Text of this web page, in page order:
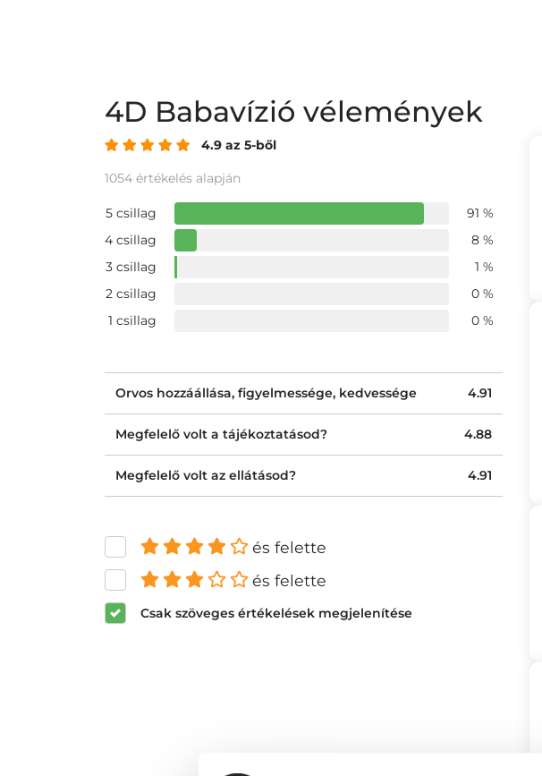
4D Babavízió vélemények
4.9 az 5-ből
1054 értékelés alapján
5 csillag
91 %
4 csillag
8 %
3 csillag
1 %
2 csillag
0 %
1 csillag
0 %
Orvos hozzáállása, figyelmessége, kedvessége 4.91
Megfelelő volt a tájékoztatásod? 4.88
Megfelelő volt az ellátásod? 4.91
és felette
és felette
Csak szöveges értékelések megjelenítése